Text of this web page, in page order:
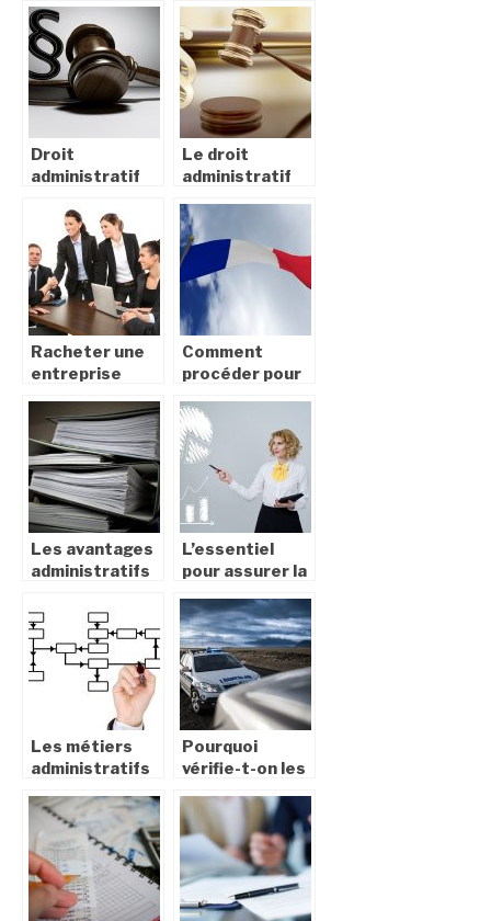
Droit
administratif
administration
à plusieurs
niveaux : Une
comparaison
entre l’UE et
les États-Unis
Le droit
administratif
contexte
européen
Racheter une
entreprise
Comment
procéder pour
certificat de
nationalité
française?
Les avantages
administratifs
salarié porté
L’essentiel
pour assurer la
entreprise
dans le temps
Les métiers
administratifs
courants
Pourquoi
vérifie-t-on les
auto ?